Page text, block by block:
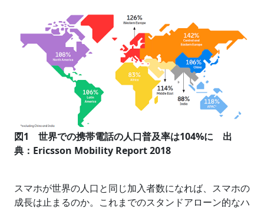
図1 世界での携帯電話の人口普及率は104%に 出
典：Ericsson Mobility Report 2018
スマホが世界の人口と同じ加入者数になれば、スマホの
成長は止まるのか。これまでのスタンドアローン的なハ